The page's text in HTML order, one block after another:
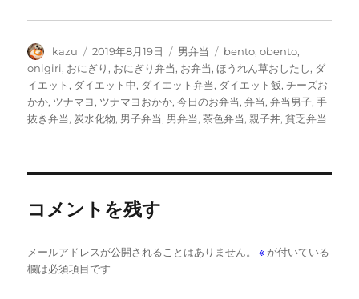
投
稿
者
kazu
投
稿
日:
2019年8月19日
カ
テ
ゴ
リ
ー
男弁当
タ
グ
bento,obento,
onigiri, おにぎり , おにぎり弁当, お弁当,ほうれん草おしたし, ダ
イエット , ダイエット中, ダイエット弁当, ダイエット飯,チーズお
かか, ツナマヨ, ツナマヨおかか,今日のお弁当,弁当,弁当男子,手
抜き弁当, 炭水化物, 男子弁当, 男弁当,茶色弁当, 親子丼,貧乏弁当
コメントを残す
メールアドレスが公開されることはありません。 ※ が付いている
欄は必須項目です